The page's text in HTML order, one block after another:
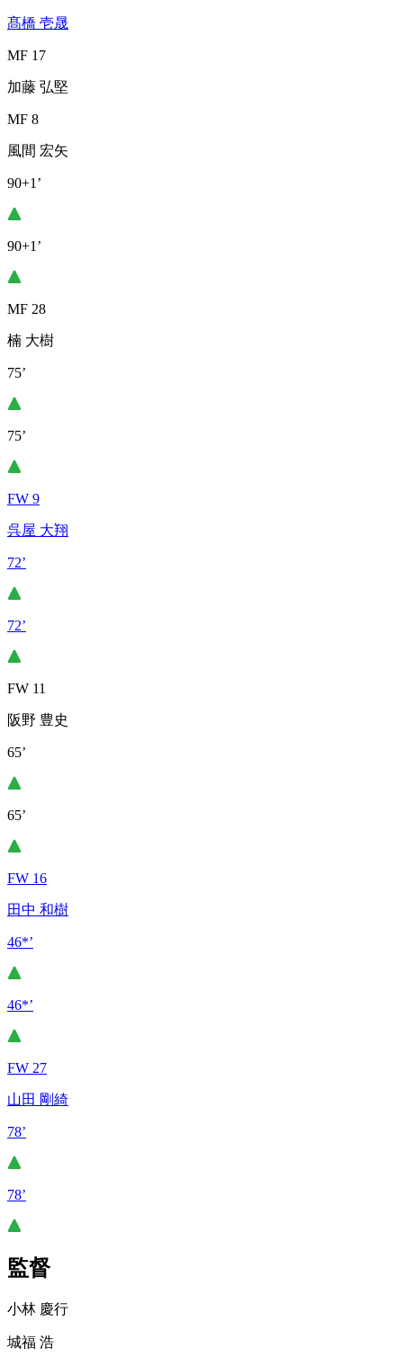
髙橋 壱晟
MF 17
加藤 弘堅
MF 8
風間 宏矢
90+1’
90+1’
MF 28
楠 大樹
75’
75’
FW 9
呉屋 大翔
72’
72’
FW 11
阪野 豊史
65’
65’
FW 16
田中 和樹
46*’
46*’
FW 27
山田 剛綺
78’
78’
監督
小林 慶行
城福 浩